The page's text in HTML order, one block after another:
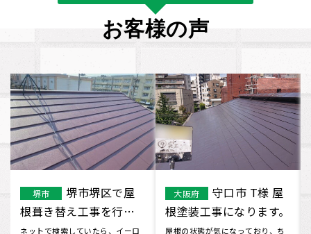
お客様の声
守口市
守口市 M様 重
ね葺き工事になります
屋根の事は以前から気になって
その他のエリア
五條市
で屋根塗装補修工事を
行いました
ホームページを見て、問い合わせ